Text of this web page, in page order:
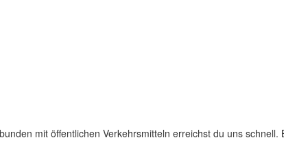
mit öffentlichen Verkehrsmitteln erreichst du uns schnell.